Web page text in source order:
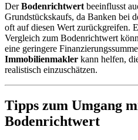
DerBodenrichtwert beeinflusst
Grundstückskaufs, da Banken bei
oft auf diesen Wert zurückgreifen.
Vergleich zum Bodenrichtwert
eine geringere
Immobilienmakler kann helfen,
realistisch einzuschätzen.
Tipps zum Umgang
Bodenrichtwert